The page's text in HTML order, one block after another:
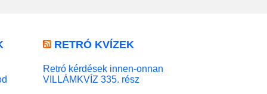
RETRÓ KVÍZEK
Retró kérdések innen-onnan
VILLÁMKVÍZ 335. rész